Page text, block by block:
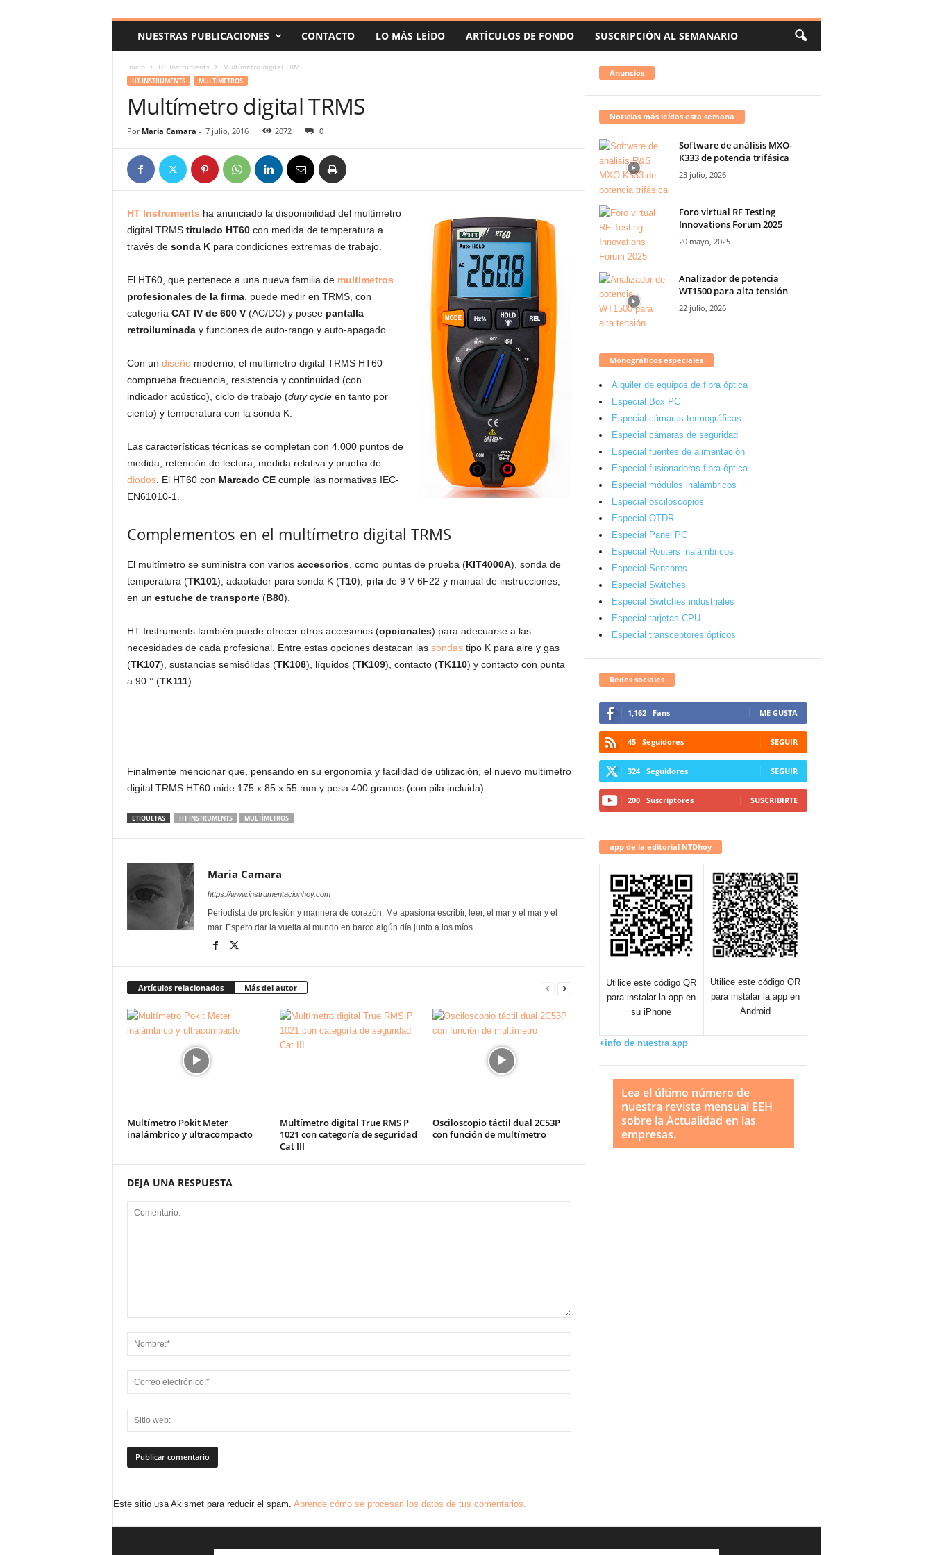
o
NUESTRAS PUBLICACIONES CONTACTO LO MÁS LEÍDO ARTÍCULOS DE FONDO SUSCRIPCIÓN AL SEMANARIO
Inicio HT Instruments Multímetro digital TRMS
HT INSTRUMENTS MULTÍMETROS
Multímetro digital TRMS
Por Maria Camara - 7 julio, 2016 2072 0
HT Instruments ha anunciado la disponibilidad del multímetro
digital TRMStitulado HT60 con medida de temperatura a
través de sonda Kpara condiciones extremas de trabajo.
El HT60, que pertenece a una nueva familia de multímetros
profesionales de la firma, puede medir en TRMS, con
categoría CAT IV de 600 V(AC/DC) y posee pantalla
retroiluminaday funciones de auto-rango y auto-apagado.
Con un diseñomoderno, el multímetro digital TRMS HT60
comprueba frecuencia, resistencia y continuidad (con
indicador acústico), ciclo de trabajo (duty cycleen tanto por
ciento) y temperatura con la sonda K.
Las características técnicas se completan con 4.000 puntos de
medida, retención de lectura, medida relativa y prueba de
diodos. El HT60 con Marcado CEcumple las normativas IEC-
EN61010-1.
Complementos en el multímetro digital TRMS
El multímetro se suministra con varios accesorios, como puntas de prueba (KIT4000A), sonda de
temperatura (TK101), adaptador para sonda K (T10), pilade 9 V 6F22 y manual de instrucciones,
en un estuche de transporte(B80).
HT Instruments también puede ofrecer otros accesorios (opcionales) para adecuarse a las
necesidades de cada profesional. Entre estas opciones destacan las sondastipo K para aire y gas
(TK107), sustancias semisólidas (TK108), líquidos (TK109), contacto (TK110) y contacto con punta
a 90 ° (TK111).
Finalmente mencionar que, pensando en su ergonomía y facilidad de utilización, el nuevo multímetro
digital TRMS HT60 mide 175 x 85 x 55 mm y pesa 400 gramos (con pila incluida).
ETIQUETAS HT INSTRUMENTS MULTÍMETROS
Maria Camara
https://www.instrumentacionhoy.com
Periodista de profesión y marinera de corazón. Me apasiona escribir, leer, el mar y el mar y el
mar. Espero dar la vuelta al mundo en barco algún día junto a los míos.
Artículos relacionados Más del autor
Multímetro Pokit Meter
inalámbrico y ultracompacto
Multímetro digital True RMS P
1021 con categoría de seguridad
Cat III
Osciloscopio táctil dual 2C53P
con función de multímetro
DEJA UNA RESPUESTA
Este sitio usa Akismet para reducir el spam. Aprende cómo se procesan los datos de tus comentarios.
Anuncios
Noticias más leídas esta semana
Software de análisis MXO-
K333 de potencia trifásica
23 julio, 2026
Foro virtual RF Testing
Innovations Forum 2025
20 mayo, 2025
Analizador de potencia
WT1500 para alta tensión
22 julio, 2026
Monográficos especiales
Alquiler de equipos de fibra óptica
Especial Box PC
Especial cámaras termográficas
Especial cámaras de seguridad
Especial fuentes de alimentación
Especial fusionadoras fibra óptica
Especial módulos inalámbricos
Especial osciloscopios
Especial OTDR
Especial Panel PC
Especial Routers inalámbricos
Especial Sensores
Especial Switches
Especial Switches industriales
Especial tarjetas CPU
Especial transceptores ópticos
Redes sociales
1,162 Fans ME GUSTA
45 Seguidores SEGUIR
324 Seguidores SEGUIR
200 Suscriptores SUSCRIBIRTE
app de la editorial NTDhoy
Utilice este código QR
para instalar la app en
su iPhone
Utilice este código QR
para instalar la app en
Android
+info de nuestra app
Lea el último número de
nuestra revista mensual EEH
sobre la Actualidad en las
empresas.